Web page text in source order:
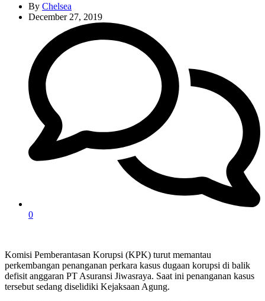
By Chelsea
December 27, 2019
0
Komisi Pemberantasan Korupsi (KPK) turut memantau
perkembangan penanganan perkara kasus dugaan korupsi di balik
defisit anggaran PT Asuransi Jiwasraya. Saat ini penanganan kasus
tersebut sedang diselidiki Kejaksaan Agung.